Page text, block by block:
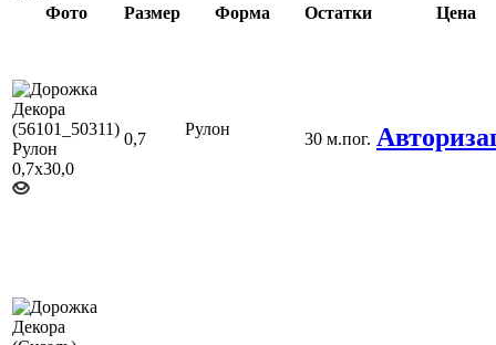
Фото
Размер Форма Остатки Цена
0,7
Рулон
30 м.пог.